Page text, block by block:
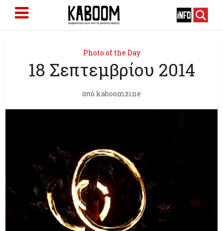
Photo of the Day
18 Σεπτεμβρίου 2014
από kaboomzine